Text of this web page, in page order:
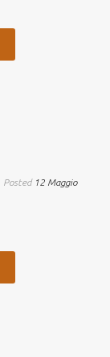
Posted 12 Maggio